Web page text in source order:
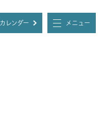
カレンダー メニュー